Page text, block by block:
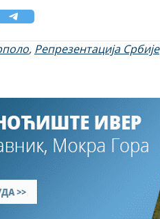
, Репрезентација Србије